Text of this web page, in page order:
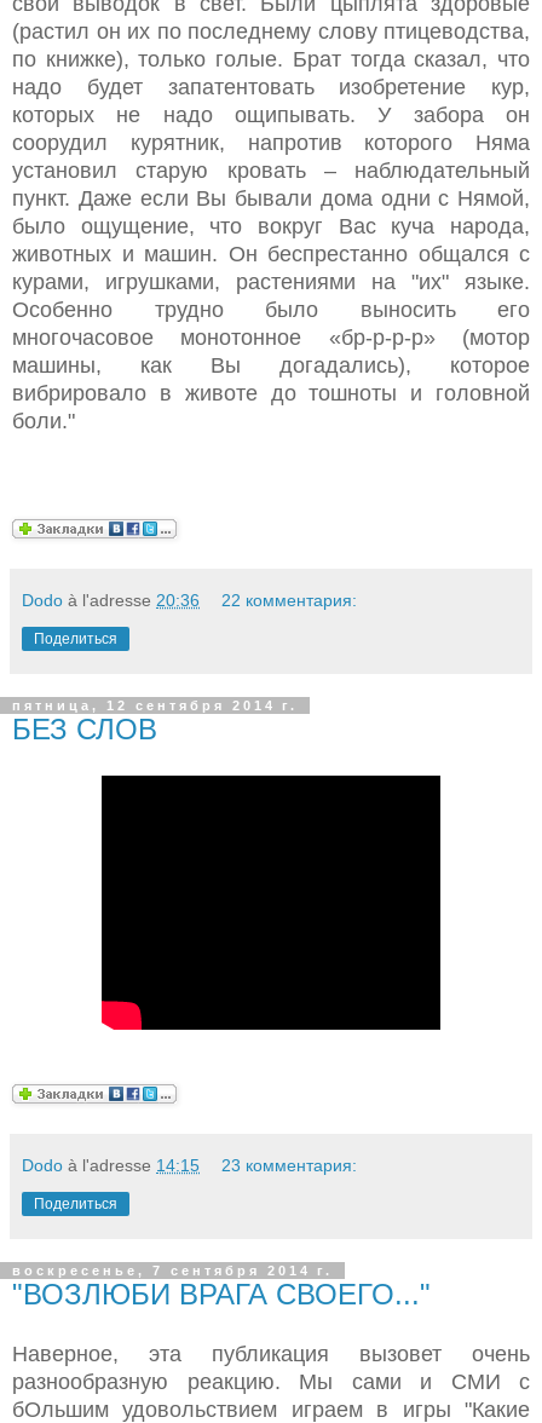
(растил он их по последнему слову птицеводства,
по книжке), только голые. Брат тогда сказал, что
надо будет запатентовать изобретение кур,
которых не надо ощипывать. У забора он
соорудил курятник, напротив которого Няма
установил старую кровать – наблюдательный
пункт. Даже если Вы бывали дома одни с Нямой,
было ощущение, что вокруг Вас куча народа,
животных и машин. Он беспрестанно общался с
курами, игрушками, растениями на "их" языке.
Особенно трудно было выносить его
многочасовое монотонное «бр-р-р-р» (мотор
машины, как Вы догадались), которое
вибрировало в животе до тошноты и головной
боли."
Dodo à l'adresse 20:36 22 комментария:
Поделиться
пятница, 12 сентября 2014 г.
БЕЗ СЛОВ
Dodo à l'adresse 14:15 23 комментария:
Поделиться
воскресенье, 7 сентября 2014 г.
"ВОЗЛЮБИ ВРАГА СВОЕГО..."
Наверное, эта публикация вызовет очень
разнообразную реакцию. Мы сами и СМИ с
бОльшим удовольствием играем в игры "Какие